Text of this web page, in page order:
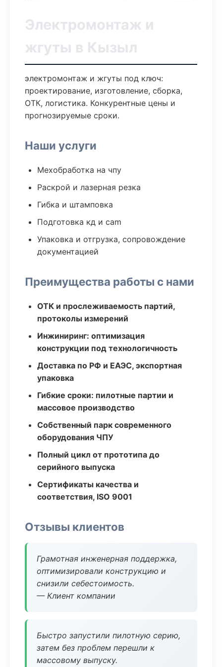
Электромонтаж и
жгуты в Кызыл
электромонтаж и жгуты под ключ:
проектирование, изготовление, сборка,
ОТК, логистика. Конкурентные цены и
прогнозируемые сроки.
Наши услуги
Мехобработка на чпу
Раскрой и лазерная резка
Гибка и штамповка
Подготовка кд и cam
Упаковка и отгрузка, сопровождение
документацией
Преимущества работы с нами
ОТК и прослеживаемость партий,
протоколы измерений
Инжиниринг: оптимизация
конструкции под технологичность
Доставка по РФ и ЕАЭС, экспортная
упаковка
Гибкие сроки: пилотные партии и
массовое производство
Собственный парк современного
оборудования ЧПУ
Полный цикл от прототипа до
серийного выпуска
Сертификаты качества и
соответствия, ISO 9001
Отзывы клиентов
Грамотная инженерная поддержка,
оптимизировали конструкцию и
снизили себестоимость.
— Клиент компании
Быстро запустили пилотную серию,
затем без проблем перешли к
массовому выпуску.